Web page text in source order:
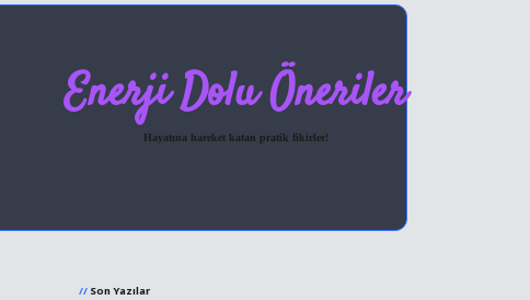
Enerji Dolu Öneriler
Hayatına hareket katan pratik fikirler!
Son Yazılar